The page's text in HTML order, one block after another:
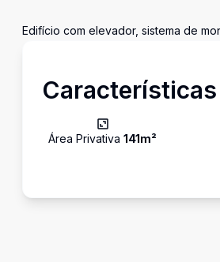
Edifício com elevador, sistema de
Características
Área Privativa 141m²